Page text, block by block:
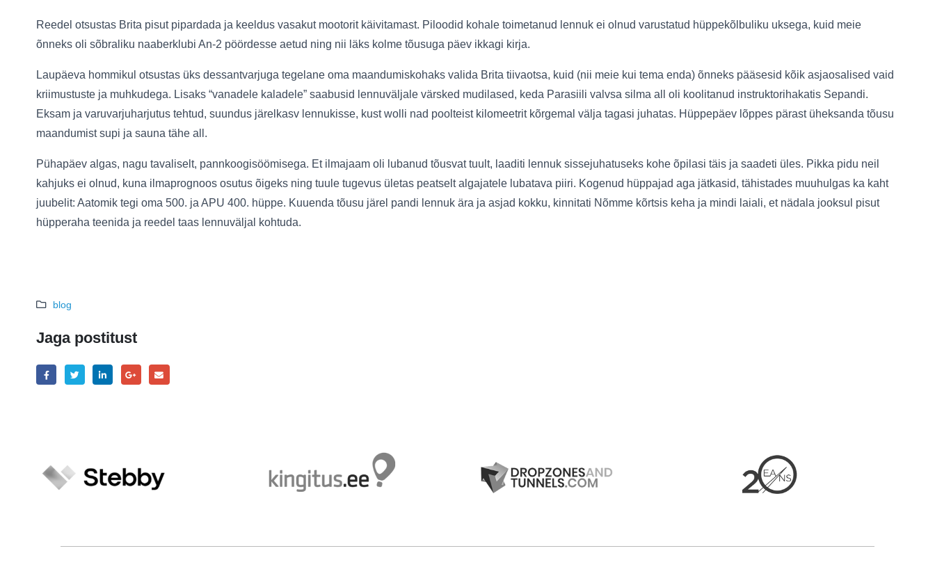
Reedel otsustas Brita pisut pipardada ja keeldus vasakut mootorit käivitamast. Piloodid kohale toimetanud lennuk ei olnud varustatud hüppekõlbuliku uksega, kuid meie
õnneks oli sõbraliku naaberklubi An-2 pöördesse aetud ning nii läks kolme tõusuga päev ikkagi kirja.
Laupäeva hommikul otsustas üks dessantvarjuga tegelane oma maandumiskohaks valida Brita tiivaotsa, kuid (nii meie kui tema enda) õnneks pääsesid kõik asjaosalised vaid
kriimustuste ja muhkudega. Lisaks “vanadele kaladele” saabusid lennuväljale värsked mudilased, keda Parasiili valvsa silma all oli koolitanud instruktorihakatis Sepandi.
Eksam ja varuvarjuharjutus tehtud, suundus järelkasv lennukisse, kust wolli nad poolteist kilomeetrit kõrgemal välja tagasi juhatas. Hüppepäev lõppes pärast üheksanda tõusu
maandumist supi ja sauna tähe all.
Pühapäev algas, nagu tavaliselt, pannkoogisöömisega. Et ilmajaam oli lubanud tõusvat tuult, laaditi lennuk sissejuhatuseks kohe õpilasi täis ja saadeti üles. Pikka pidu neil
kahjuks ei olnud, kuna ilmaprognoos osutus õigeks ning tuule tugevus ületas peatselt algajatele lubatava piiri. Kogenud hüppajad aga jätkasid, tähistades muuhulgas ka kaht
juubelit: Aatomik tegi oma 500. ja APU 400. hüppe. Kuuenda tõusu järel pandi lennuk ära ja asjad kokku, kinnitati Nõmme kõrtsis keha ja mindi laiali, et nädala jooksul pisut
hüpperaha teenida ja reedel taas lennuväljal kohtuda.
blog
Jaga postitust